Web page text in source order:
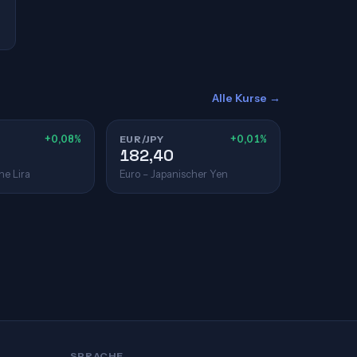
Alle Kurse →
+0,08%
Lira
EUR/JPY +0,01%
182,40
Euro – Japanischer Yen